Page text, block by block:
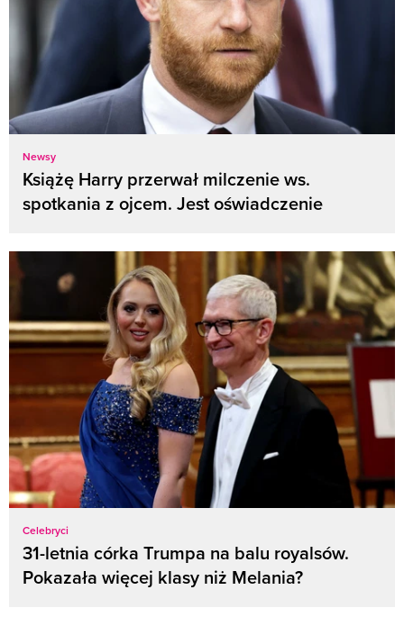
Newsy
Książę Harry przerwał milczenie ws.
spotkania z ojcem. Jest oświadczenie
Celebryci
31-letnia córka Trumpa na balu royalsów.
Pokazała więcej klasy niż Melania?